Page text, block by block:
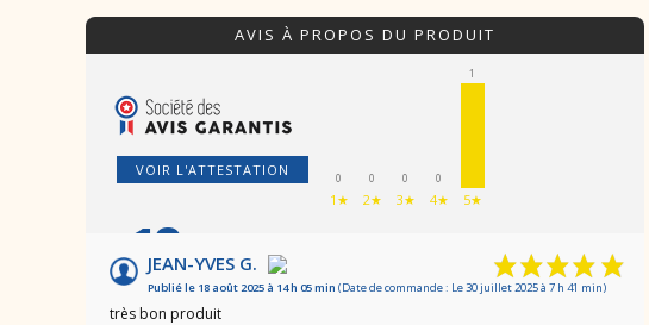
AVIS À PROPOS DU PRODUIT
VOIR L'ATTESTATION 0
1★
0
2★
0
3★
0
4★
1
5★
10/10
JEAN-YVES G.
Publié le 18 août 2025 à 14 h 05 min (Date de commande : Le 30 juillet 2025 à 7 h 41 min)
très bon produit